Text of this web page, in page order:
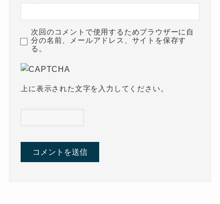
次回のコメントで使用するためブラウザーに自
分の名前、メールアドレス、サイトを保存す
る。
上に表示された文字を入力してください。